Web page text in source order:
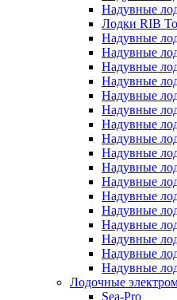
Надувные
Лодки RIB
Надувные
Надувные
Надувные
Надувные
Надувные
Надувные
Надувные
Надувные
Надувные
Надувные
Надувные
Надувные
Надувные
Надувные
Надувные
Надувные
Надувные
Лодочные
Sea-Pro